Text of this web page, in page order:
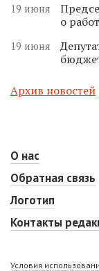
19 июня
о
19 июня
Архив новостей
О нас
Обратная связь
Логотип
Контакты
Условия